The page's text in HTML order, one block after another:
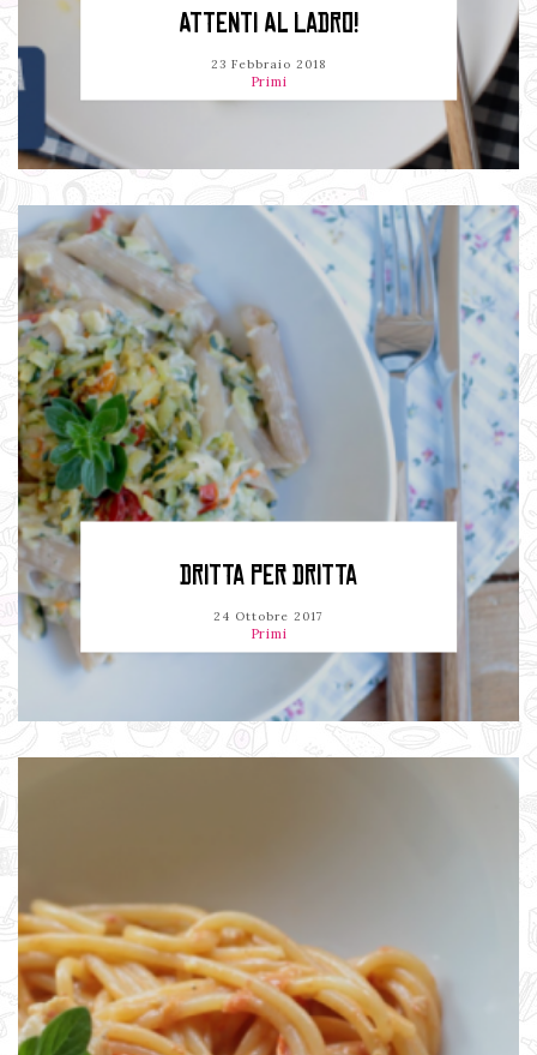
ATTENTI AL LADRO!
23 Febbraio 2018
Primi
DRITTA PER DRITTA
24 Ottobre 2017
Primi